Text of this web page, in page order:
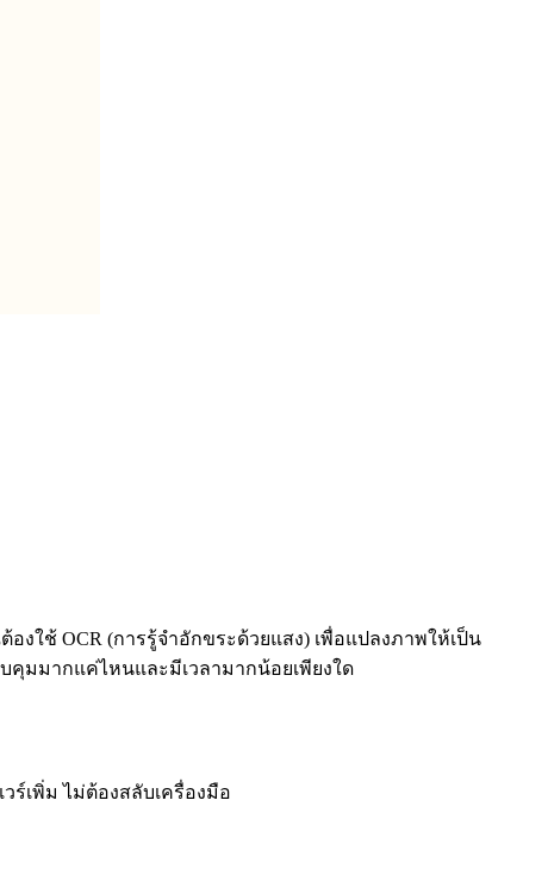
ใช้ OCR (การรู้จำอักขระด้วยแสง) เพื่อแปลงภาพให้เป็น
คุมมากแค่ไหนและมีเวลามากน้อยเพียงใด
เพิ่ม ไม่ต้องสลับเครื่องมือ